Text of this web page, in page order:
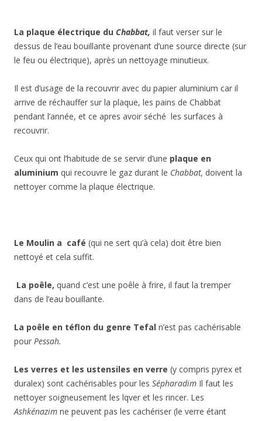
La plaque électrique du Chabbat, il faut verser sur le
dessus de l’eau bouillante provenant d’une source directe (sur
le feu ou électrique), après un nettoyage minutieux.
Il est d’usage de la recouvrir avec du papier aluminium car il
arrive de réchauffer sur la plaque, les pains de Chabbat
pendant l’année, et ce apres avoir séché les surfaces à
recouvrir.
Ceux qui ont l’habitude de se servir d’une plaque en
aluminium qui recouvre le gaz durant le Chabbat, doivent la
nettoyer comme la plaque électrique.
Le Moulin a café (qui ne sert qu’à cela) doit être bien
nettoyé et cela suffit.
La poêle, quand c’est une poêle à frire, il faut la tremper
dans de l’eau bouillante.
La poêle en téflon du genre Tefal n’est pas cachérisable
pour Pessah.
Les verres et les ustensiles en verre (y compris pyrex et
duralex) sont cachérisables pour les Sépharadim Il faut les
nettoyer soigneusement les lqver et les rincer. Les
Ashkénazim ne peuvent pas les cachériser (le verre étant